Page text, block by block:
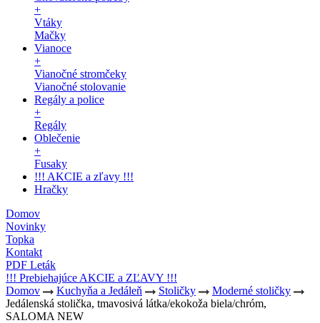
+
Vtáky
Mačky
Vianoce
+
Vianočné stromčeky
Vianočné stolovanie
Regály a police
+
Regály
Oblečenie
+
Fusaky
!!! AKCIE a zľavy !!!
Hračky
Domov
Novinky
Topka
Kontakt
PDF Leták
!!! Prebiehajúce AKCIE a ZĽAVY !!!
Domov
Kuchyňa a Jedáleň Stoličky
Moderné stoličky
Jedálenská stolička, tmavosivá látka/ekokoža biela/chróm,
SALOMA NEW